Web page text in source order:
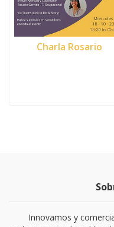
Charla Rosario
Innovamos y